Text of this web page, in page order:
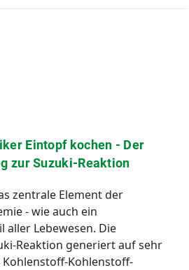
Eintopf kochen - Der
zur Suzuki-Reaktion
zentrale Element der
- wie auch ein
aller Lebewesen. Die
Reaktion generiert auf sehr
Kohlenstoff-Kohlenstoff-